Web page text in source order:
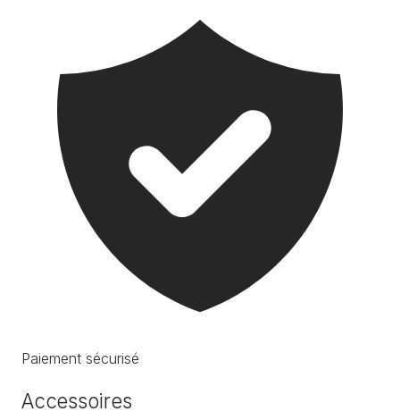
Paiement sécurisé
Accessoires